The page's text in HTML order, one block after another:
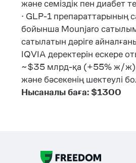
және семіздік пен диабет
· GLP-1 препараттарының
бойынша Mounjaro
сатылатын дәріге
IQVIA деректерін ескере
~$35 млрд-қа (+55% ж/ж),
және бәсекенің шектеулі
Нысаналы баға: $1300